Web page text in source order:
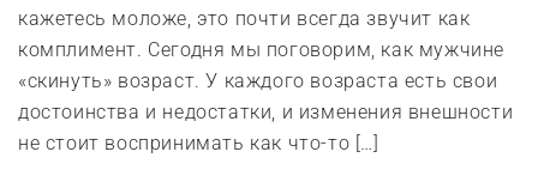
кажетесь моложе, это почти всегда звучит как
комплимент. Сегодня мы поговорим, как мужчине
«скинуть» возраст. У каждого возраста есть свои
достоинства и недостатки, и изменения внешности
не стоит воспринимать как что-то […]